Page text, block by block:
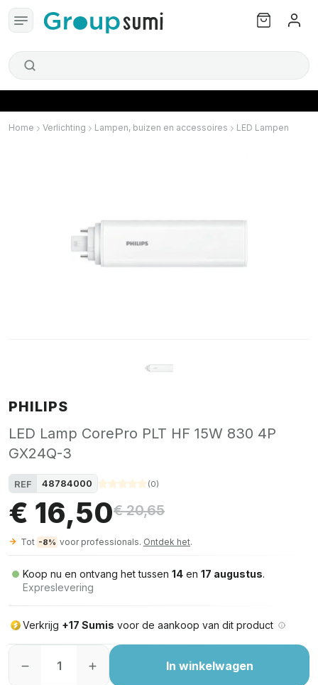
Home Verlichting Lampen, buizen en accessoires LED Lampen
PHILIPS
LED Lamp CorePro PLT HF 15W 830 4P
GX24Q-3
REF 48784000 (0)
€ 16,50€ 20,65
Tot -8% voor professionals. Ontdek het.
Koop nu en ontvang het tussen 14 en 17 augustus.
Expreslevering
Verkrijg +17 Sumis voor de aankoop van dit product
In winkelwagen